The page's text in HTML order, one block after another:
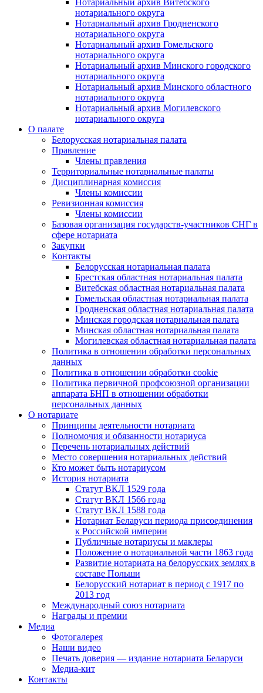
нотариального округа
Нотариальный архив Гродненского
нотариального округа
Нотариальный архив Гомельского
нотариального округа
Нотариальный архив Минского городского
нотариального округа
Нотариальный архив Минского областного
нотариального округа
Нотариальный архив Могилевского
нотариального округа
О палате
Белорусская нотариальная палата
Правление
Члены правления
Территориальные нотариальные палаты
Дисциплинарная комиссия
Члены комиссии
Ревизионная комиссия
Члены комиссии
Базовая организация государств-участников СНГ в
сфере нотариата
Закупки
Контакты
Белорусская нотариальная палата
Брестская областная нотариальная палата
Витебская областная нотариальная палата
Гомельская областная нотариальная палата
Гродненская областная нотариальная палата
Минская городская нотариальная палата
Минская областная нотариальная палата
Могилевская областная нотариальная палата
Политика в отношении обработки персональных
данных
Политика в отношении обработки cookie
Политика первичной профсоюзной организации
аппарата БНП в отношении обработки
персональных данных
О нотариате
Принципы деятельности нотариата
Полномочия и обязанности нотариуса
Перечень нотариальных действий
Место совершения нотариальных действий
Кто может быть нотариусом
История нотариата
Статут ВКЛ 1529 года
Статут ВКЛ 1566 года
Статут ВКЛ 1588 года
Нотариат Беларуси периода присоединения
к Российской империи
Публичные нотариусы и маклеры
Положение о нотариальной части 1863 года
Развитие нотариата на белорусских землях в
составе Польши
Белорусский нотариат в период с 1917 по
2013 год
Международный союз нотариата
Награды и премии
Медиа
Фотогалерея
Наши видео
Печать доверия — издание нотариата Беларуси
Медиа-кит
Контакты